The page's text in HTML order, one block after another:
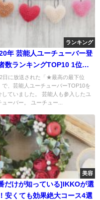
ランキング
年 芸能人ユーチューバー登
数ランキングTOP10 1位
日に放送された「★最高の最下位
、芸能人ユーチューバーTOP10を
していました。 芸能人も参入したユ
ューバー。 ユーチュー...
美容
だけが知っている]IKKOが選
安くても効果絶大コース4選